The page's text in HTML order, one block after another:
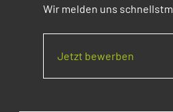
Wir melden uns
Jetzt bewerben